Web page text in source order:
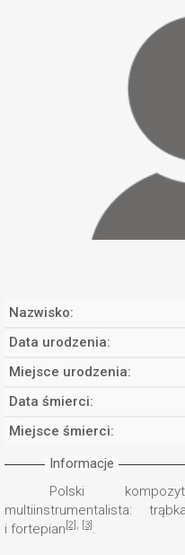
Nazwisko:
Data urodzenia:
Miejsce urodzenia:
Data śmierci:
Miejsce śmierci:
Informacje
Polski
multiinstrumentalista:
i fortepian [2] , [3] .